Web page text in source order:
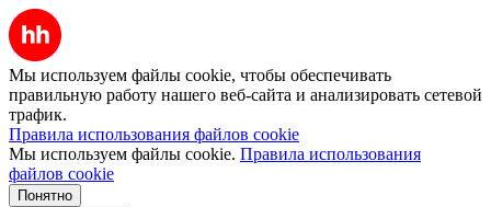
Мы используем файлы cookie, чтобы обеспечивать
правильную работу нашего веб-сайта и анализировать сетевой
трафик.
Правила использования файлов cookie
Мы используем файлы cookie. Правила использования
файлов cookie
Понятно